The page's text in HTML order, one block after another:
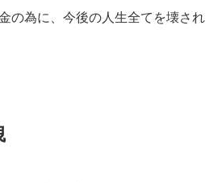
の為に、今後の人生全てを壊され